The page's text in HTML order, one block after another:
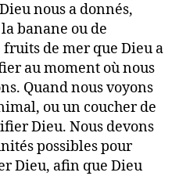
nous a donnés,
banane ou de
fruits de mer que Dieu a
au moment où nous
Quand nous voyons
ou un coucher de
Dieu. Nous devons
possibles pour
Dieu, afin que Dieu